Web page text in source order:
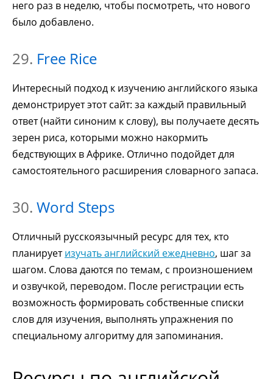
него раз в неделю, чтобы посмотреть, что нового
было добавлено.
29. Free Rice
Интересный подход к изучению английского языка
демонстрирует этот сайт: за каждый правильный
ответ (найти синоним к слову), вы получаете десять
зерен риса, которыми можно накормить
бедствующих в Африке. Отлично подойдет для
самостоятельного расширения словарного запаса.
30. Word Steps
Отличный русскоязычный ресурс для тех, кто
планируетизучать английский ежедневно, шаг за
шагом. Слова даются по темам, с произношением
и озвучкой, переводом. После регистрации есть
возможность формировать собственные списки
слов для изучения, выполнять упражнения по
специальному алгоритму для запоминания.